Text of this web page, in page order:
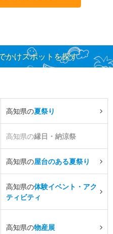
かけスポットを探す
高知県の夏祭り
高知県の縁日・納涼祭
高知県の屋台のある夏祭り
高知県の体験イベント・アク
ティビティ
高知県の物産展